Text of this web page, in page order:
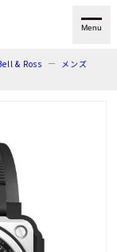
Menu
& Ross
メンズ